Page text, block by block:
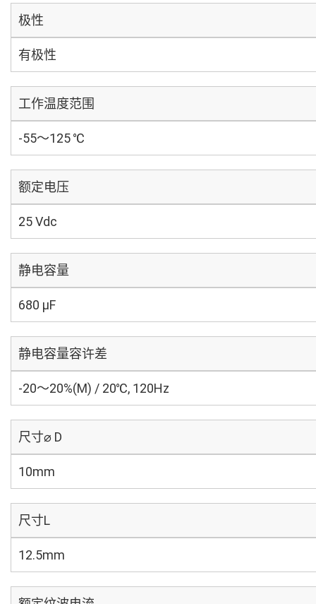
极性
有极性
工作温度范围
-55～125 ℃
额定电压
25 Vdc
静电容量
680 µF
静电容量容许差
-20～20%(M) / 20℃, 120Hz
尺寸⌀ D
10mm
尺寸L
12.5mm